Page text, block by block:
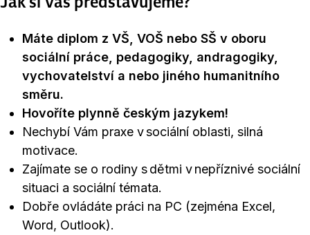
Máte diplom z VŠ, VOŠ nebo SŠ v oboru
sociální práce, pedagogiky, andragogiky,
vychovatelství a nebo jiného humanitního
směru.
Hovoříte plynně českým jazykem!
Nechybí Vám praxe v sociální oblasti, silná
motivace.
Zajímate se o rodiny s dětmi v nepříznivé sociální
situaci a sociální témata.
Dobře ovládáte práci na PC (zejména Excel,
Word, Outlook).